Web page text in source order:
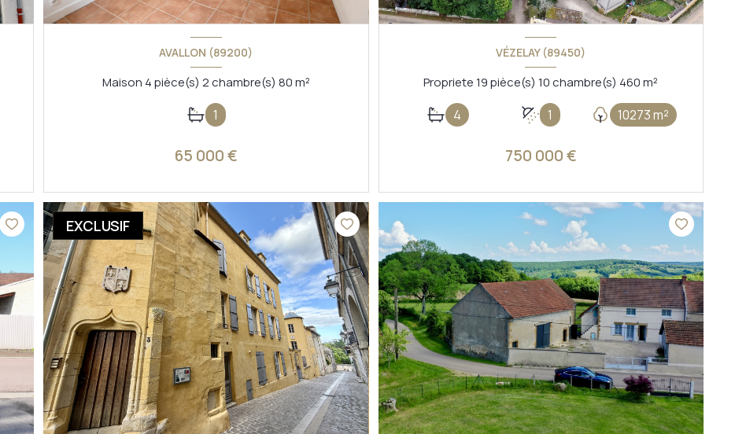
AVALLON (89200)
Maison 4 pièce(s) 2 chambre(s) 80 m²
1
65 000 €
VOIR LE BIEN
VÉZELAY (89450)
Propriete 19 pièce(s) 10 chambre(s) 460 m²
4 1 10273 m²
750 000 €
VOIR LE BIEN
EXCLUSIF